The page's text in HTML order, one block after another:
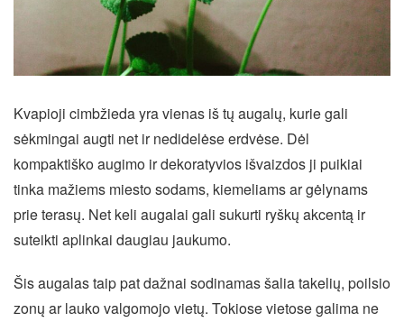
Kvapioji cimbžieda yra vienas iš tų augalų, kurie gali
sėkmingai augti net ir nedidelėse erdvėse. Dėl
kompaktiško augimo ir dekoratyvios išvaizdos ji puikiai
tinka mažiems miesto sodams, kiemeliams ar gėlynams
prie terasų. Net keli augalai gali sukurti ryškų akcentą ir
suteikti aplinkai daugiau jaukumo.
Šis augalas taip pat dažnai sodinamas šalia takelių, poilsio
zonų ar lauko valgomojo vietų. Tokiose vietose galima ne